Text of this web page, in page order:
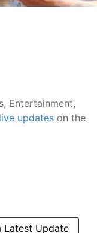
Entertainment,
updates on the
Latest Update